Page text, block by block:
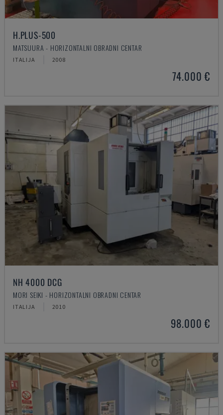
H.PLUS-500
MATSUURA - HORIZONTALNI OBRADNI CENTAR
ITALIJA 2008
74.000 €
NH 4000 DCG
MORI SEIKI - HORIZONTALNI OBRADNI CENTAR
ITALIJA 2010
98.000 €